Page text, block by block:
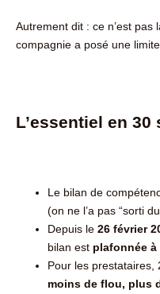
Autrement dit : ce n’est
compagnie a posé une
L’essentiel en 30
Le bilan de
(on ne l’a pas “sorti
Depuis le 26 février
bilan est plafonnée à
Pour les prestataires,
moins de flou, plus